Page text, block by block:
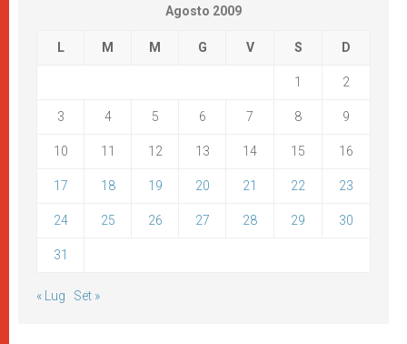
Agosto 2009
L M M G V S D
1 2
3 4 5 6 7 8 9
10 11 12 13 14 15 16
17 18 19 20 21 22 23
24 25 26 27 28 29 30
31
« Lug Set »